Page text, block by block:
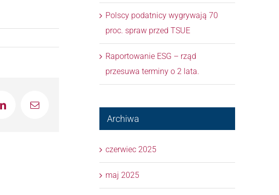
LinkedInEmail
Polscy podatnicy wygrywają 70
proc. spraw przed TSUE
Raportowanie ESG – rząd
przesuwa terminy o 2 lata.
Archiwa
czerwiec 2025
maj 2025